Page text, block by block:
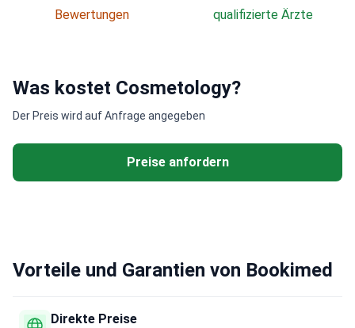
Bewertungen qualifizierte Ärzte
Was kostet Cosmetology?
Der Preis wird auf Anfrage angegeben
Preise anfordern
Vorteile und Garantien von Bookimed
Direkte Preise